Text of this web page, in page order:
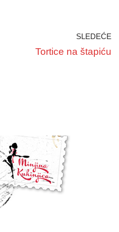
SLEDEĆE
Tortice na štapiću